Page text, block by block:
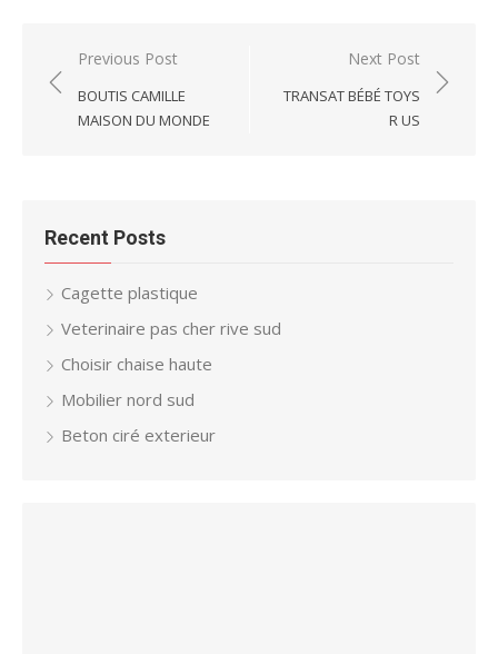
Post
navigation
Previous Post
BOUTIS CAMILLE
MAISON DU MONDE
Next Post
TRANSAT BÉBÉ TOYS
R US
Recent Posts
Cagette plastique
Veterinaire pas cher rive sud
Choisir chaise haute
Mobilier nord sud
Beton ciré exterieur